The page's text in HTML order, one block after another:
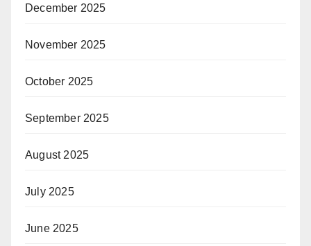
December 2025
November 2025
October 2025
September 2025
August 2025
July 2025
June 2025